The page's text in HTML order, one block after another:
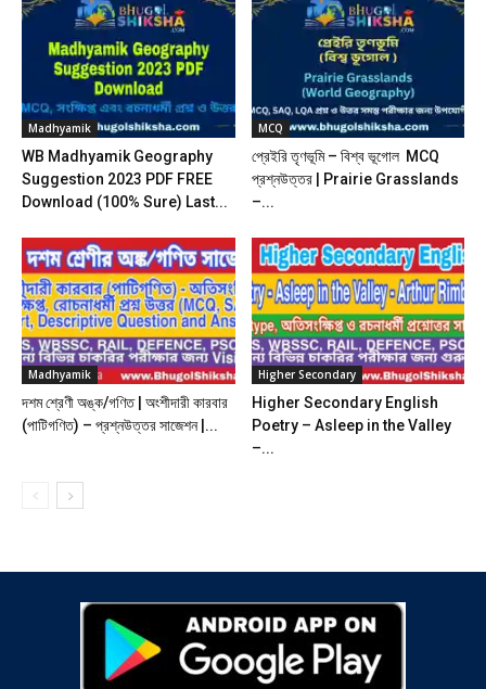
Madhyamik
WB Madhyamik Geography
Suggestion 2023 PDF FREE
Download (100% Sure) Last...
MCQ
প্রেইরি তৃণভূমি – বিশ্ব ভূগোল MCQ
প্রশ্নউত্তর | Prairie Grasslands
–...
Madhyamik
দশম শ্রেণী অঙ্ক/গণিত | অংশীদারী কারবার
(পাটিগণিত) – প্রশ্নউত্তর সাজেশন |...
Higher Secondary
Higher Secondary English
Poetry – Asleep in the Valley
–...